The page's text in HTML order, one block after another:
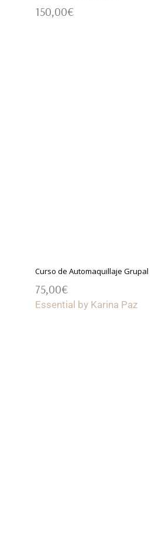
150,00€
Curso de Automaquillaje Grupal
75,00€
AÑADIR AL CARRITO
Essential by Karina Paz